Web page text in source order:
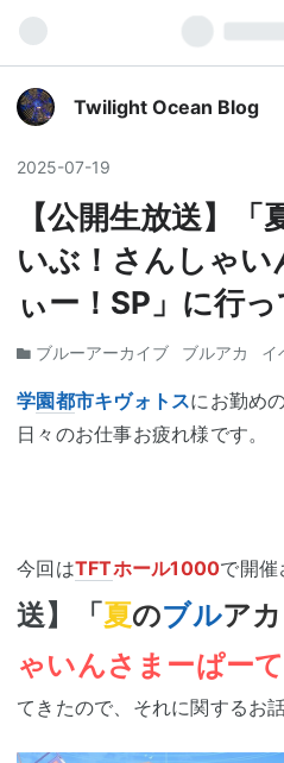
Twilight Ocean Blog
2025-07-19
【公開生放送】
いぶ！さんしゃい
ぃー！SP」に行
ブルーアーカイブ ブルアカ イ
学園都市キヴォトスにお勤め
日々のお仕事お疲れ様です。
今回はTFTホール1000で開催
送】「夏のブルアカ
ゃいんさまーぱーて
てきたので、それに関するお話